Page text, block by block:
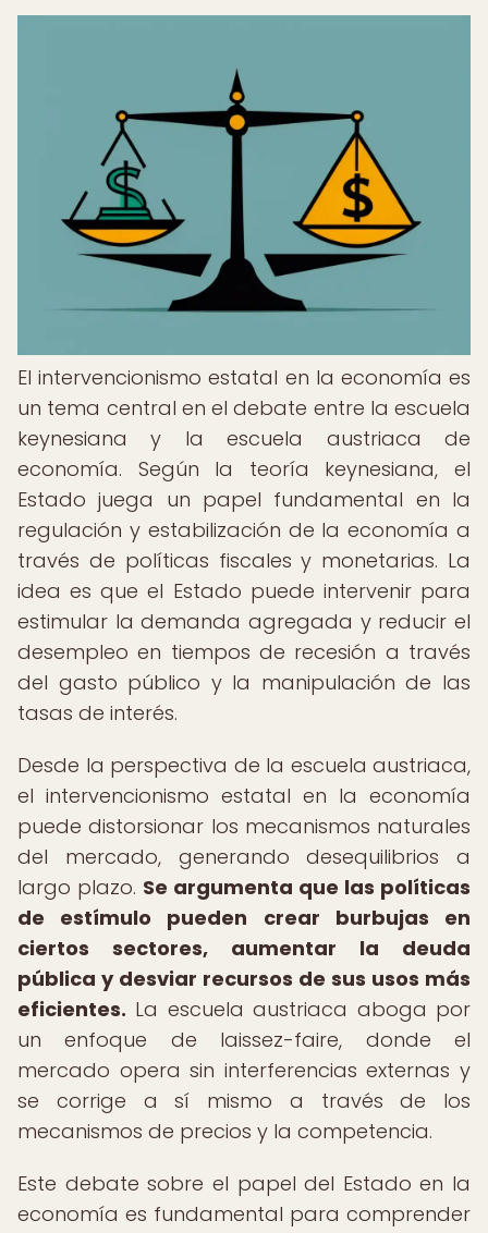
El intervencionismo estatal en la economía es
un tema central en el debate entre la escuela
keynesiana y la escuela austriaca de
economía. Según la teoría keynesiana, el
Estado juega un papel fundamental en la
regulación y estabilización de la economía a
través de políticas fiscales y monetarias. La
idea es que el Estado puede intervenir para
estimular la demanda agregada y reducir el
desempleo en tiempos de recesión a través
del gasto público y la manipulación de las
tasas de interés.
Desde la perspectiva de la escuela austriaca,
el intervencionismo estatal en la economía
puede distorsionar los mecanismos naturales
del mercado, generando desequilibrios a
largo plazo. Se argumenta que las políticas
de estímulo pueden crear burbujas en
ciertos sectores, aumentar la deuda
pública y desviar recursos de sus usos más
eficientes. La escuela austriaca aboga por
un enfoque de laissez-faire, donde el
mercado opera sin interferencias externas y
se corrige a sí mismo a través de los
mecanismos de precios y la competencia.
Este debate sobre el papel del Estado en la
economía es fundamental para comprender